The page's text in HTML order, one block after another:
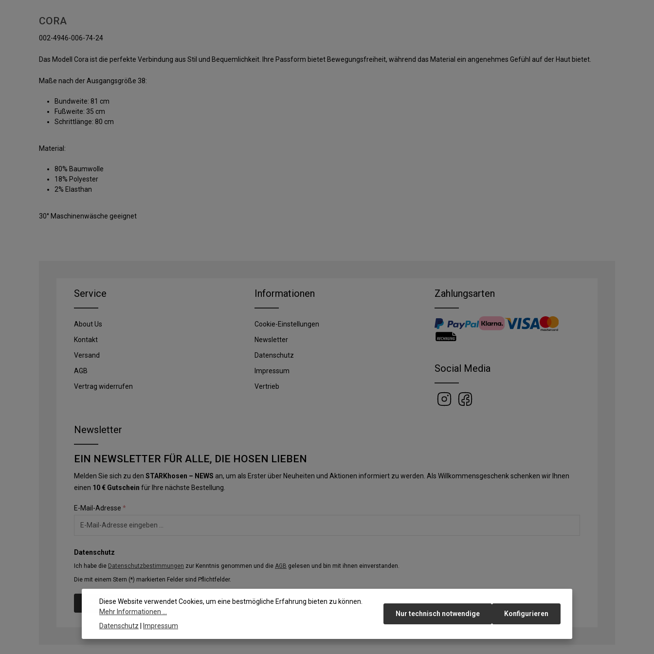
CORA
002-4946-006-74-24
Das Modell Cora ist die perfekte Verbindung aus Stil und Bequemlichkeit. Ihre Passform bietet Bewegungsfreiheit, während das Material ein angenehmes Gefühl auf der Haut bietet.
Maße nach der Ausgangsgröße 38:
Bundweite: 81 cm
Fußweite: 35 cm
Schrittlänge: 80 cm
Material:
80% Baumwolle
18% Polyester
2% Elasthan
30° Maschinenwäsche geeignet
Service
About Us
Kontakt
Versand
AGB
Vertrag widerrufen
Informationen
Cookie-Einstellungen
Newsletter
Datenschutz
Impressum
Vertrieb
Zahlungsarten
Social Media
Newsletter
EIN NEWSLETTER FÜR ALLE, DIE HOSEN LIEBEN
Melden Sie sich zu den STARKhosen – NEWS an, um als Erster über Neuheiten und Aktionen informiert zu werden. Als Willkommensgeschenk schenken wir Ihnen
einen 10 € Gutschein für Ihre nächste Bestellung.
E-Mail-Adresse *
Datenschutz
Ich habe die Datenschutzbestimmungen zur Kenntnis genommen und die AGB gelesen und bin mit ihnen einverstanden.
Die mit einem Stern (*) markierten Felder sind Pflichtfelder.
Abonnieren
Diese Website verwendet Cookies, um eine bestmögliche Erfahrung bieten zu können.
Mehr Informationen ...
Datenschutz
Impressum
Nur technisch notwendige Konfigurieren